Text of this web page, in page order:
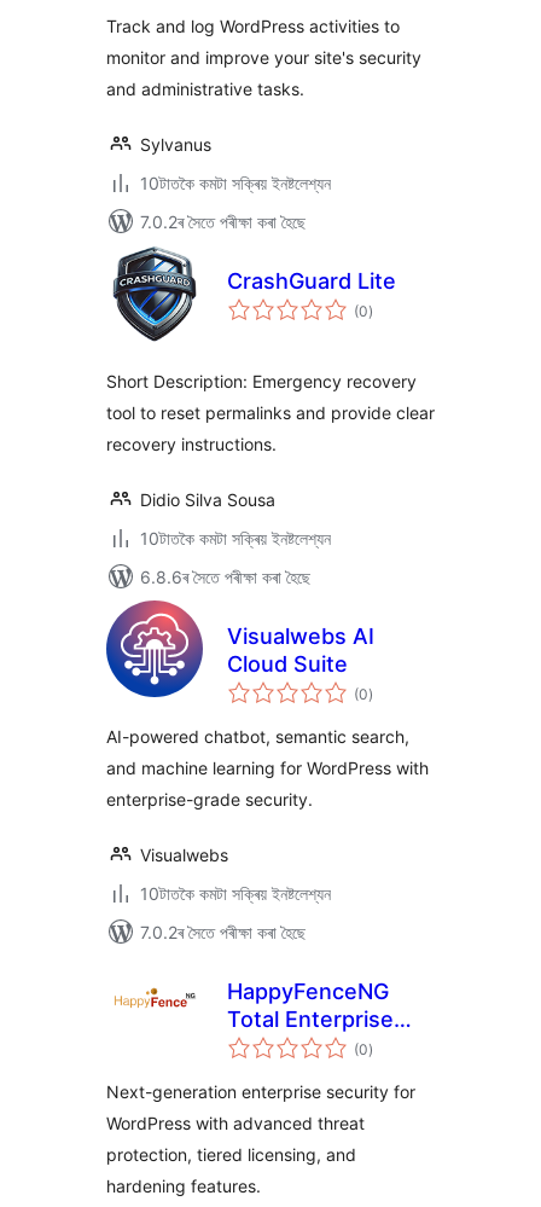
Track and log WordPress activities to
monitor and improve your site's security
and administrative tasks.
Sylvanus
10টাতকৈ কমটা সক্ৰিয় ইনষ্টলেশ্যন
7.0.2ৰ সৈতে পৰীক্ষা কৰা হৈছে
CrashGuard Lite
(0টা
মুঠ)
Short Description: Emergency recovery
tool to reset permalinks and provide clear
recovery instructions.
Didio Silva Sousa
10টাতকৈ কমটা সক্ৰিয় ইনষ্টলেশ্যন
6.8.6ৰ সৈতে পৰীক্ষা কৰা হৈছে
Visualwebs AI
Cloud Suite
(0টা
মুঠ)
AI-powered chatbot, semantic search,
and machine learning for WordPress with
enterprise-grade security.
Visualwebs
10টাতকৈ কমটা সক্ৰিয় ইনষ্টলেশ্যন
7.0.2ৰ সৈতে পৰীক্ষা কৰা হৈছে
HappyFenceNG
Total Enterprise
Security
(0টা
মুঠ)
Next-generation enterprise security for
WordPress with advanced threat
protection, tiered licensing, and
hardening features.